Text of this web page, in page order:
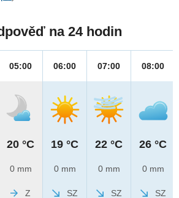
na 24 hodin
05:00
20 °C
0 mm
Z
06:00
19 °C
0 mm
SZ
07:00
22 °C
0 mm
SZ
08:00
26 °C
0 mm
SZ